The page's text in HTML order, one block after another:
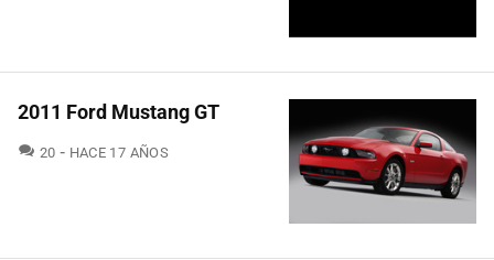
2011 Ford Mustang GT
20 COMENTARIOS
HACE 17 AÑOS